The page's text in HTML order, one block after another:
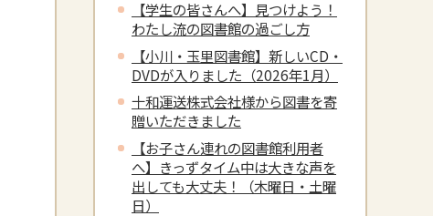
【学生の皆さんへ】見つけよう！
わたし流の図書館の過ごし方
【小川・玉里図書館】新しいCD・
DVDが入りました（2026年1月）
十和運送株式会社様から図書を寄
贈いただきました
【お子さん連れの図書館利用者
へ】きっずタイム中は大きな声を
出しても大丈夫！（木曜日・土曜
日）